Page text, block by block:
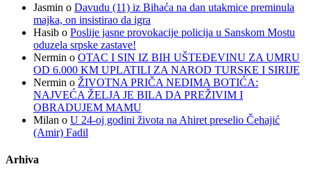
Jasmin o Davudu (11) iz Bihaća na dan utakmice preminula
majka, on insistirao da igra
Hasib o Poslije jasne provokacije policija u Sanskom Mostu
oduzela srpske zastave!
Nermin o OTAC I SIN IZ BIH UŠTEĐEVINU ZA UMRU
OD 6.000 KM UPLATILI ZA NAROD TURSKE I SIRIJE
Nermin o ŽIVOTNA PRIČA NEDIMA BOTIĆA:
NAJVEĆA ŽELJA JE BILA DA PREŽIVIM I
OBRADUJEM MAMU
Milan o U 24-oj godini života na Ahiret preselio Čehajić
(Amir) Fadil
Arhiva